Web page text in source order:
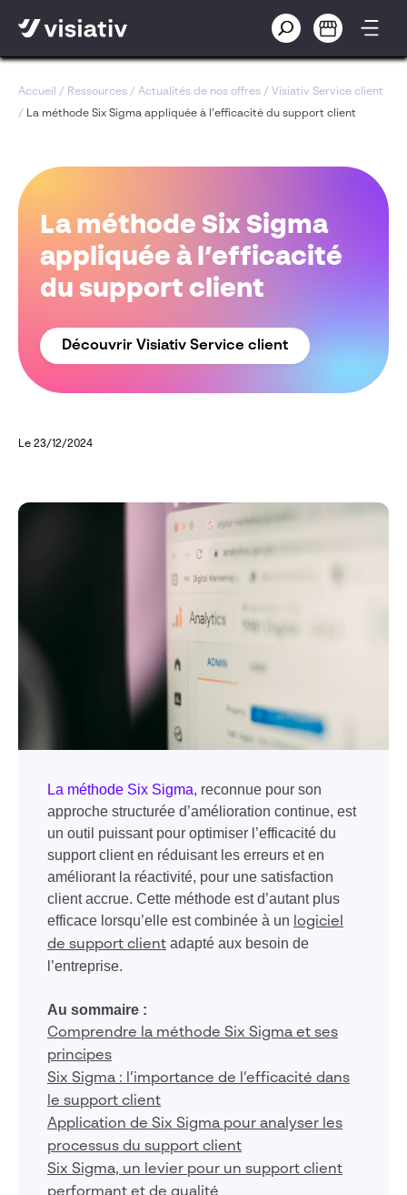
Accueil / Ressources / Actualités de nos offres / Visiativ Service client
/ La méthode Six Sigma appliquée à l’efficacité du support client
La méthode Six Sigma
appliquée à l’efficacité
du support client
Découvrir Visiativ Service client
Le 23/12/2024
La méthode Six Sigma, reconnue pour son
approche structurée d’amélioration continue, est
un outil puissant pour optimiser l’efficacité du
support client en réduisant les erreurs et en
améliorant la réactivité, pour une satisfaction
client accrue. Cette méthode est d’autant plus
efficace lorsqu’elle est combinée à un logiciel
de support client adapté aux besoin de
l’entreprise.
Au sommaire :
Comprendre la méthode Six Sigma et ses
principes
Six Sigma : l’importance de l’efficacité dans
le support client
Application de Six Sigma pour analyser les
processus du support client
Six Sigma, un levier pour un support client